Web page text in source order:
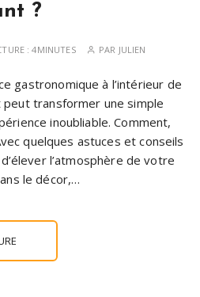
?
:4MINUTES PAR JULIEN
gastronomique à l’intérieur de
transformer une simple
inoubliable. Comment,
quelques astuces et conseils
l’atmosphère de votre
le décor,…